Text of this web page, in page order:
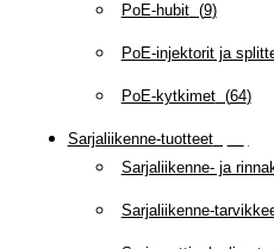
PoE-hubit(9)
PoE-injektorit ja
PoE-kytkimet(64)
Sarjaliikenne-tuotteet(
Sarjaliikenne- ja
Sarjaliikenne-